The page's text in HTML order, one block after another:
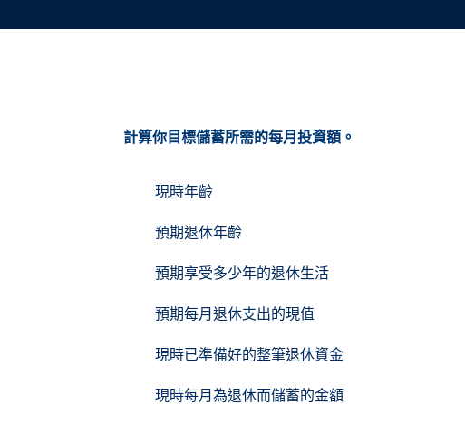
計算你目標儲蓄所需的每月投資額。
現時年齡
預期退休年齡
預期享受多少年的退休生活
預期每月退休支出的現值
現時已準備好的整筆退休資金
現時每月為退休而儲蓄的金額